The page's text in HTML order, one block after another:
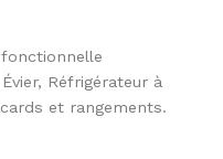
Réfrigérateur à
et rangements.